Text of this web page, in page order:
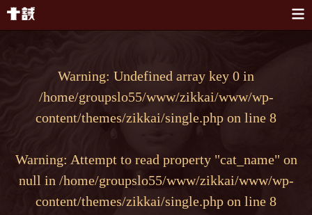
Warning: Undefined array key 0 in
/home/groupslo55/www/zikkai/www/wp-
content/themes/zikkai/single.php on line 8
Warning: Attempt to read property "cat_name" on
null in /home/groupslo55/www/zikkai/www/wp-
content/themes/zikkai/single.php on line 8